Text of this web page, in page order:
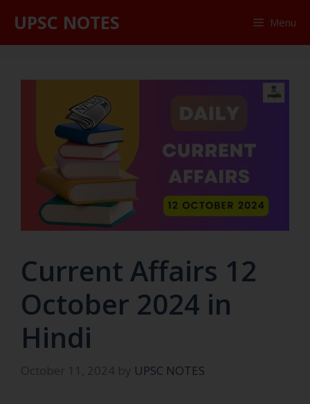
UPSC NOTES Menu
Current Affairs 12
October 2024 in
Hindi
October 11, 2024 by UPSC NOTES